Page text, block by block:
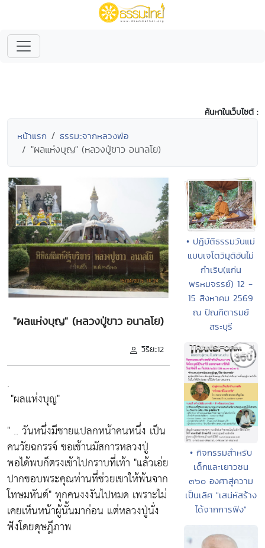
ค้นหาในเว็บไซต์ :
หน้าแรก ธรรมะจากหลวงพ่อ
"ผลแห่งบุญ" (หลวงปู่ขาว อนาลโย)
"ผลแห่งบุญ" (หลวงปู่ขาว อนาลโย)
วิริยะ12
.
"ผลแห่งบุญ"
" .. วันหนึ่งมีชายแปลกหน้าคนหนึ่ง เป็น
คนวัยฉกรรจ์ ขอเข้านมัสการหลวงปู่
พอได้พบก็ตรงเข้าไปกราบที่เท้า "แล้วเอ่ย
ปากขอบพระคุณท่านที่ช่วยเขาให้พ้นจาก
โทษมหันต์"ทุกคนงงงันไปหมด เพราะไม่
เคยเห็นหน้าผู้นั้นมาก่อน แต่หลวงปู่นั่ง
ฟังโดยดุษฎีภาพ
• ปฏิบัติธรรมวันแม่
แบบเจโตวิมุติอันไม่
กำเริบ(แก่น
พรหมจรรย์) 12 -
15 สิงหาคม 2569
ณ ปัณฑิตารมย์
สระบุรี
• กิจกรรมสำหรับ
เด็กและเยาวชน
๓๖๐ องศาสู่ความ
เป็นเลิศ "เสน่ห์สร้าง
ได้จากการฟัง"